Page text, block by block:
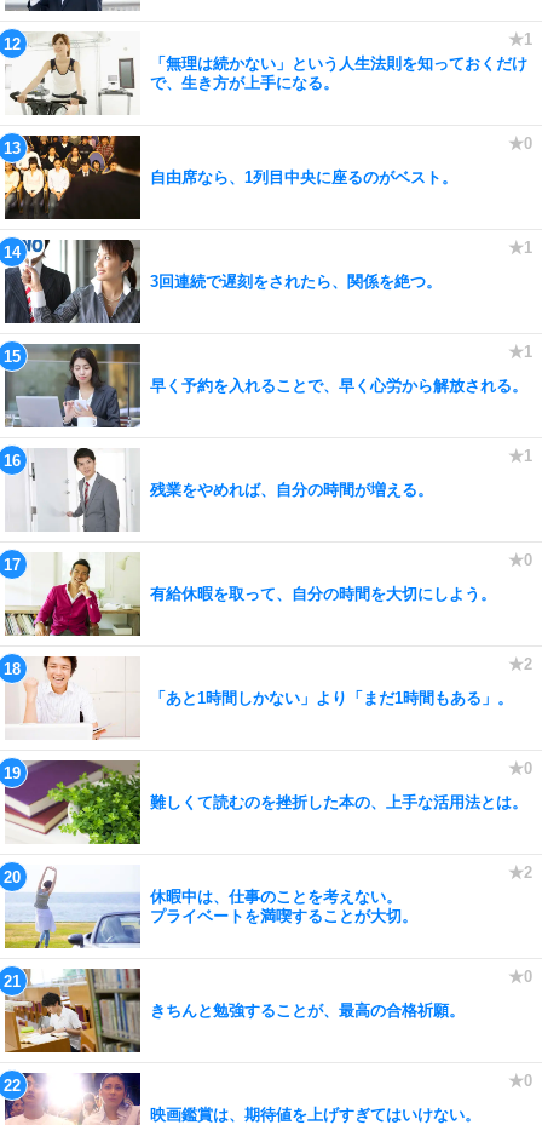
「無理は続かない」という人生法則を知っておくだけ
で、生き方が上手になる。
自由席なら、1列目中央に座るのがベスト。
3回連続で遅刻をされたら、関係を絶つ。
早く予約を入れることで、早く心労から解放される。
残業をやめれば、自分の時間が増える。
有給休暇を取って、自分の時間を大切にしよう。
「あと1時間しかない」より「まだ1時間もある」。
難しくて読むのを挫折した本の、上手な活用法とは。
休暇中は、仕事のことを考えない。
プライベートを満喫することが大切。
きちんと勉強することが、最高の合格祈願。
映画鑑賞は、期待値を上げすぎてはいけない。